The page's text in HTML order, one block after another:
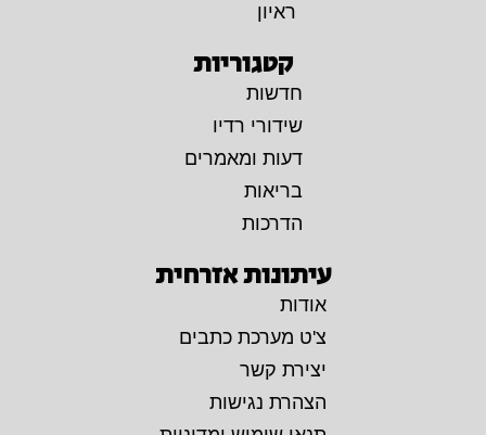
ראיון
קטגוריות
חדשות
שידורי רדיו
דעות ומאמרים
בריאות
הדרכות
עיתונות אזרחית
אודות
צ'ט מערכת כתבים
יצירת קשר
הצהרת נגישות